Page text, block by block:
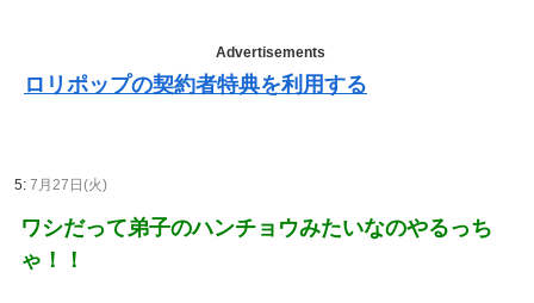
Advertisements
ロリポップの契約者特典を利用する
5: 7月27日(火)
ワシだって弟子のハンチョウみたいなのやるっち
ゃ！！